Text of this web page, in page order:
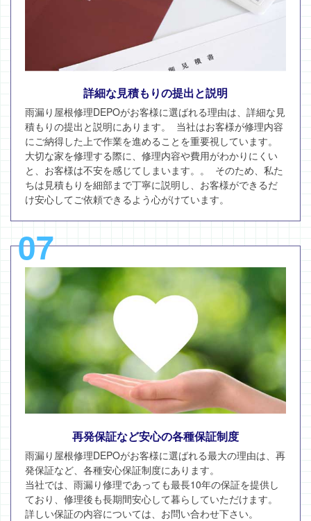
詳細な見積もりの提出と説明
雨漏り屋根修理DEPOがお客様に選ばれる理由は、詳細な見
積もりの提出と説明にあります。 当社はお客様が修理内容
にご納得した上で作業を進めることを重要視しています。
大切な家を修理する際に、修理内容や費用がわかりにくい
と、お客様は不安を感じてしまいます。。 そのため、私た
ちは見積もりを細部まで丁寧に説明し、お客様ができるだ
け安心してご依頼できるよう心がけています。
07
再発保証など安心の各種保証制度
雨漏り屋根修理DEPOがお客様に選ばれる最大の理由は、再
発保証など、各種安心保証制度にあります。
当社では、雨漏り修理であっても最長10年の保証を提供し
ており、修理後も長期間安心して暮らしていただけます。
詳しい保証の内容については、お問い合わせ下さい。